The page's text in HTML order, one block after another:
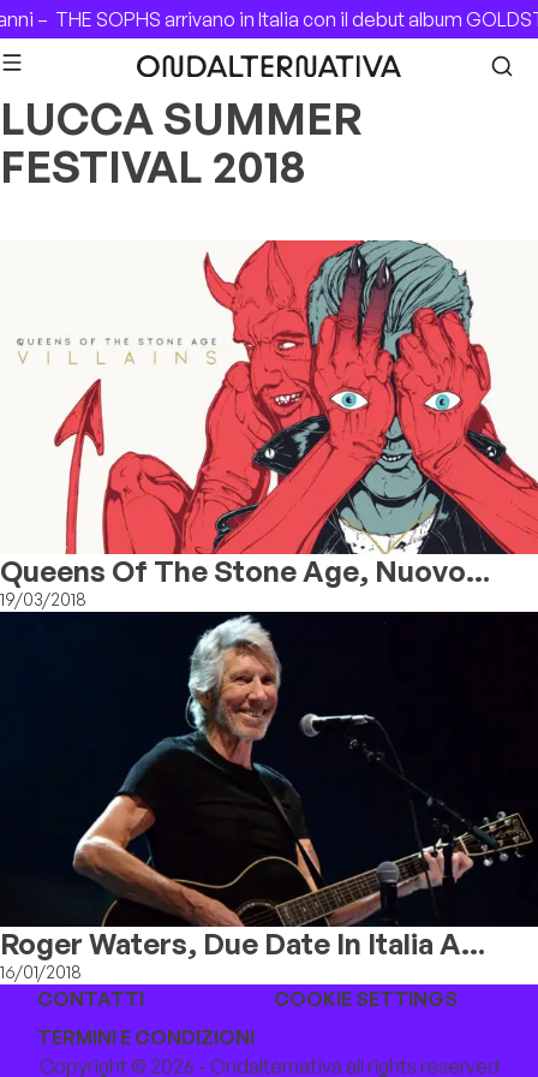
Skip to content
– THE SOPHS arrivano in Italia con il debut album
LUCCA SUMMER
FESTIVAL 2018
Queens Of The Stone Age, Nuovo
Video
19/03/2018
Roger Waters, Due Date In Italia A
Luglio
16/01/2018
CONTATTI
COOKIE SETTINGS
TERMINI E CONDIZIONI
Copyright © 2026 - Ondalternativa all rights reserved